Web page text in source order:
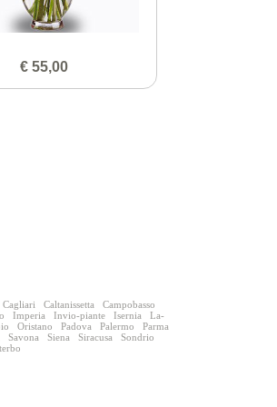
€ 55,00
Cagliari Caltanissetta
Campobasso
Imperia Invio-piante Isernia
La-
Oristano Padova Palermo
Parma
Savona Siena Siracusa
Sondrio